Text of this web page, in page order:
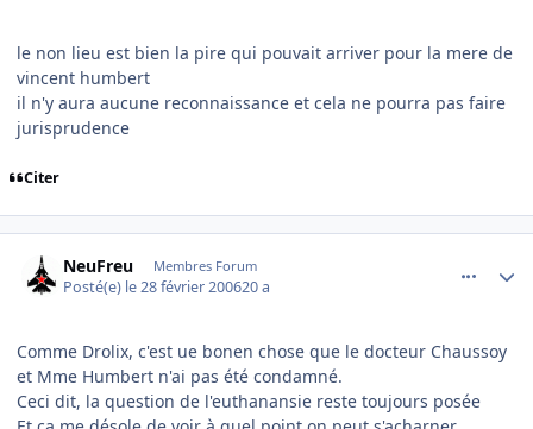
le non lieu est bien la pire qui pouvait arriver pour la mere de
vincent humbert
il n'y aura aucune reconnaissance et cela ne pourra pas faire
jurisprudence
Citer
NeuFreu Membres Forum
Posté(e) le 28 février 200620 a
Comme Drolix, c'est ue bonen chose que le docteur Chaussoy
et Mme Humbert n'ai pas été condamné.
Ceci dit, la question de l'euthanansie reste toujours posée